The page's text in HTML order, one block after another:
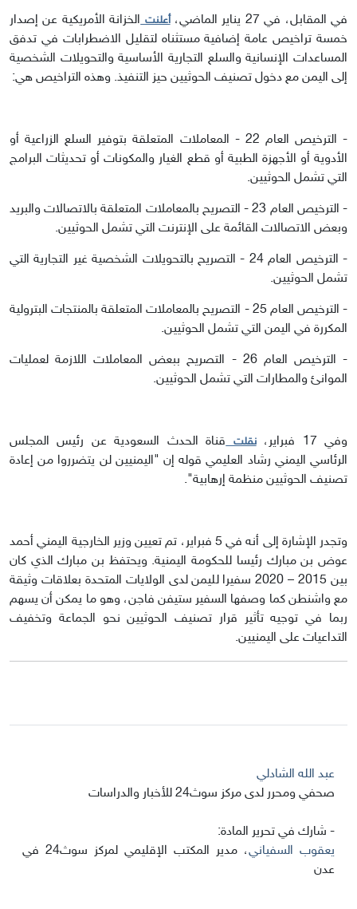
في المقابل، في 27 يناير الماضي، أعلنت الخزانة الأمريكية عن إصدار
خمسة تراخيص عامة إضافية مستثناه لتقليل الاضطرابات في تدفق
المساعدات الإنسانية والسلع التجارية الأساسية والتحويلات الشخصية
إلى اليمن مع دخول تصنيف الحوثيين حيز التنفيذ. وهذه التراخيص هي:
- الترخيص العام 22 - المعاملات المتعلقة بتوفير السلع الزراعية أو
الأدوية أو الأجهزة الطبية أو قطع الغيار والمكونات أو تحديثات البرامج
التي تشمل الحوثيين.
- الترخيص العام 23 - التصريح بالمعاملات المتعلقة بالاتصالات والبريد
وبعض الاتصالات القائمة على الإنترنت التي تشمل الحوثيين.
- الترخيص العام 24 - التصريح بالتحويلات الشخصية غير التجارية التي
تشمل الحوثيين.
- الترخيص العام 25 - التصريح بالمعاملات المتعلقة بالمنتجات البترولية
المكررة في اليمن التي تشمل الحوثيين.
- الترخيص العام 26 - التصريح ببعض المعاملات اللازمة لعمليات
الموانئ والمطارات التي تشمل الحوثيين.
وفي 17 فبراير، نقلت قناة الحدث السعودية عن رئيس المجلس
الرئاسي اليمني رشاد العليمي قوله إن "اليمنيين لن يتضرروا من إعادة
تصنيف الحوثيين منظمة إرهابية".
وتجدر الإشارة إلى أنه في 5 فبراير، تم تعيين وزير الخارجية اليمني أحمد
عوض بن مبارك رئيسا للحكومة اليمنية. ويحتفظ بن مبارك الذي كان
بين 2015 – 2020 سفيرا لليمن لدى الولايات المتحدة بعلاقات وثيقة
مع واشنطن كما وصفها السفير ستيفن فاجن، وهو ما يمكن أن يسهم
ربما في توجيه تأثير قرار تصنيف الحوثيين نحو الجماعة وتخفيف
التداعيات على اليمنيين.
عبد الله الشادلي
صحفي ومحرر لدى مركز سوث24 للأخبار والدراسات
- شارك في تحرير المادة:
يعقوب السفياني
، مدير المكتب الإقليمي لمركز سوث24 في
عدن